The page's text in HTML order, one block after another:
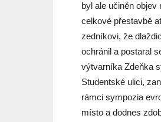
byl ale učiněn
celkové přestavbě
zedníkovi, že
ochránil a postaral
výtvarníka Zdeňka
Studentské ulici,
rámci sympozia
místo a dodnes